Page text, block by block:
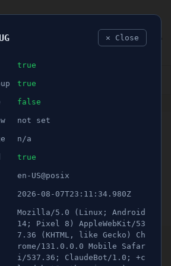
SPORT
ANNONS
lokalföretagen -
08:40
Förvaltning har utsett en ny
✕ Close
true
true
false
not set
n/a
true
en-US@posix
2026-08-07T23:11:34.980Z
Mozilla/5.0 (Linux; Android
14; Pixel 8) AppleWebKit/53
7.36 (KHTML, like Gecko) Ch
rome/131.0.0.0 Mobile Safar
i/537.36; ClaudeBot/1.0; +c